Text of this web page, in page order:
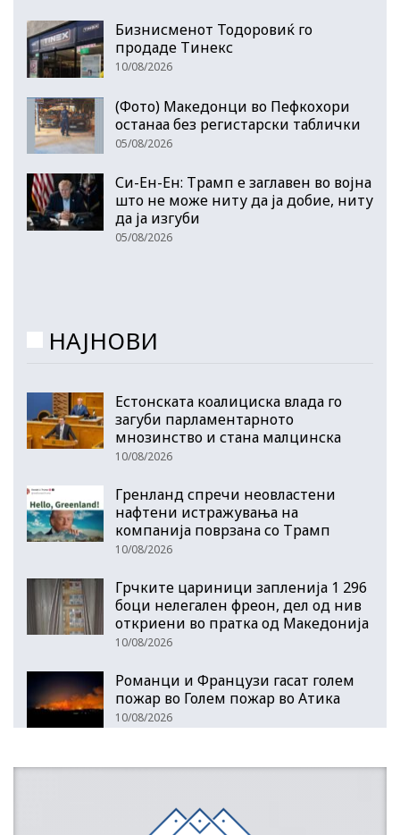
Бизнисменот Тодоровиќ го
продаде Тинекс
10/08/2026
(Фото) Македонци во Пефкохори
останаа без регистарски таблички
05/08/2026
Си-Ен-Ен: Трамп е заглавен во војна
што не може ниту да ја добие, ниту
да ја изгуби
05/08/2026
НАЈНОВИ
Естонската коалициска влада го
загуби парламентарното
мнозинство и стана малцинска
10/08/2026
Гренланд спречи неовластени
нафтени истражувања на
компанија поврзана со Трамп
10/08/2026
Грчките цариници запленија 1 296
боци нелегален фреон, дел од нив
откриени во пратка од Македонија
10/08/2026
Романци и Французи гасат голем
пожар во Голем пожар во Атика
10/08/2026